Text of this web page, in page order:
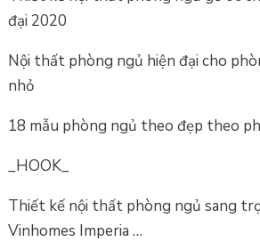
đại 2020
Nội thất phòng ngủ hiện đại cho
nhỏ
18 mẫu phòng ngủ theo đẹp theo
_HOOK_
Thiết kế nội thất phòng ngủ sang
Vinhomes Imperia …